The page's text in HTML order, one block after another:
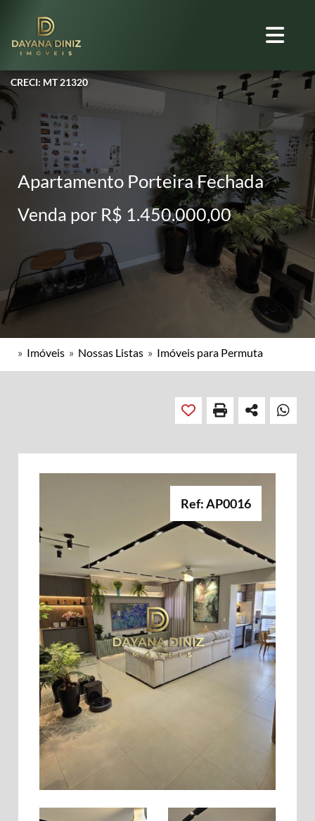
CRECI: MT 21320
Apartamento Porteira Fechada
Venda por R$ 1.450.000,00
» Imóveis » Nossas Listas » Imóveis para Permuta
Ref: AP0016